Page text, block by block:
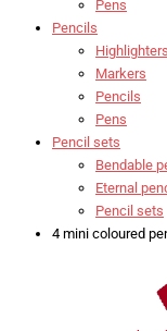
Pens
Pencils
Highlighters
Markers
Pencils
Pens
Pencil sets
Bendable
Eternal
Pencil sets
4 mini coloured